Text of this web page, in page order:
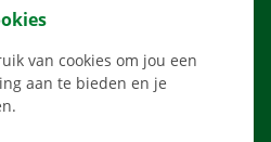
van cookies om jou een
aan te bieden en je